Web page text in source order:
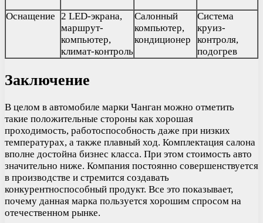
Оснащение 2 LED-экрана,
маршрут-
компьютер,
климат-контроль
Салонный
компьютер,
кондиционер
Система
круиз-
контроля,
подогрев
Заключение
В целом в автомобиле марки Чанган можно отметить
такие положительные стороны как хорошая
проходимость, работоспособность даже при низких
температурах, а также плавный ход. Комплектация салона
вполне достойна бизнес класса. При этом стоимость авто
значительно ниже. Компания постоянно совершенствуется
в производстве и стремится создавать
конкурентноспособный продукт. Все это показывает,
почему данная марка пользуется хорошим спросом на
отечественном рынке.